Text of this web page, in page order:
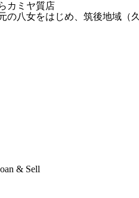
の八女をはじめ、筑後地域（
& Sell